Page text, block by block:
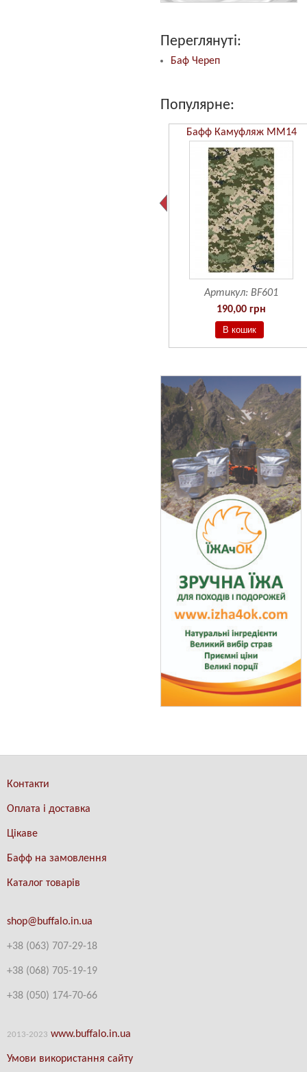
Переглянуті:
Баф Череп
Популярне:
Бафф Камуфляж ММ14
Артикул: BF601
190,00 грн
Контакти
Оплата і доставка
Цікаве
Бафф на замовлення
Каталог товарів
shop@buffalo.in.ua
+38 (063) 707-29-18
+38 (068) 705-19-19
+38 (050) 174-70-66
2013-2023 www.buffalo.in.ua
Умови використання сайту